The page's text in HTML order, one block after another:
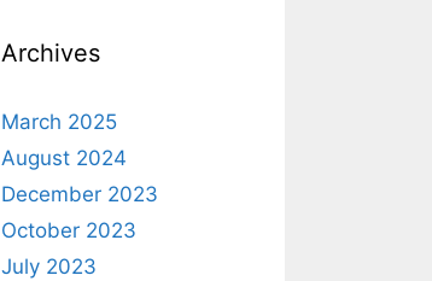
Archives
March 2025
August 2024
December 2023
October 2023
July 2023